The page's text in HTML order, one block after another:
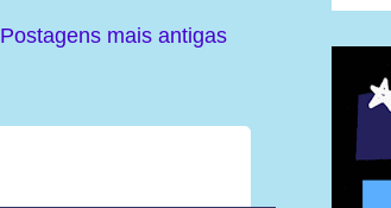
Postagens mais antigas